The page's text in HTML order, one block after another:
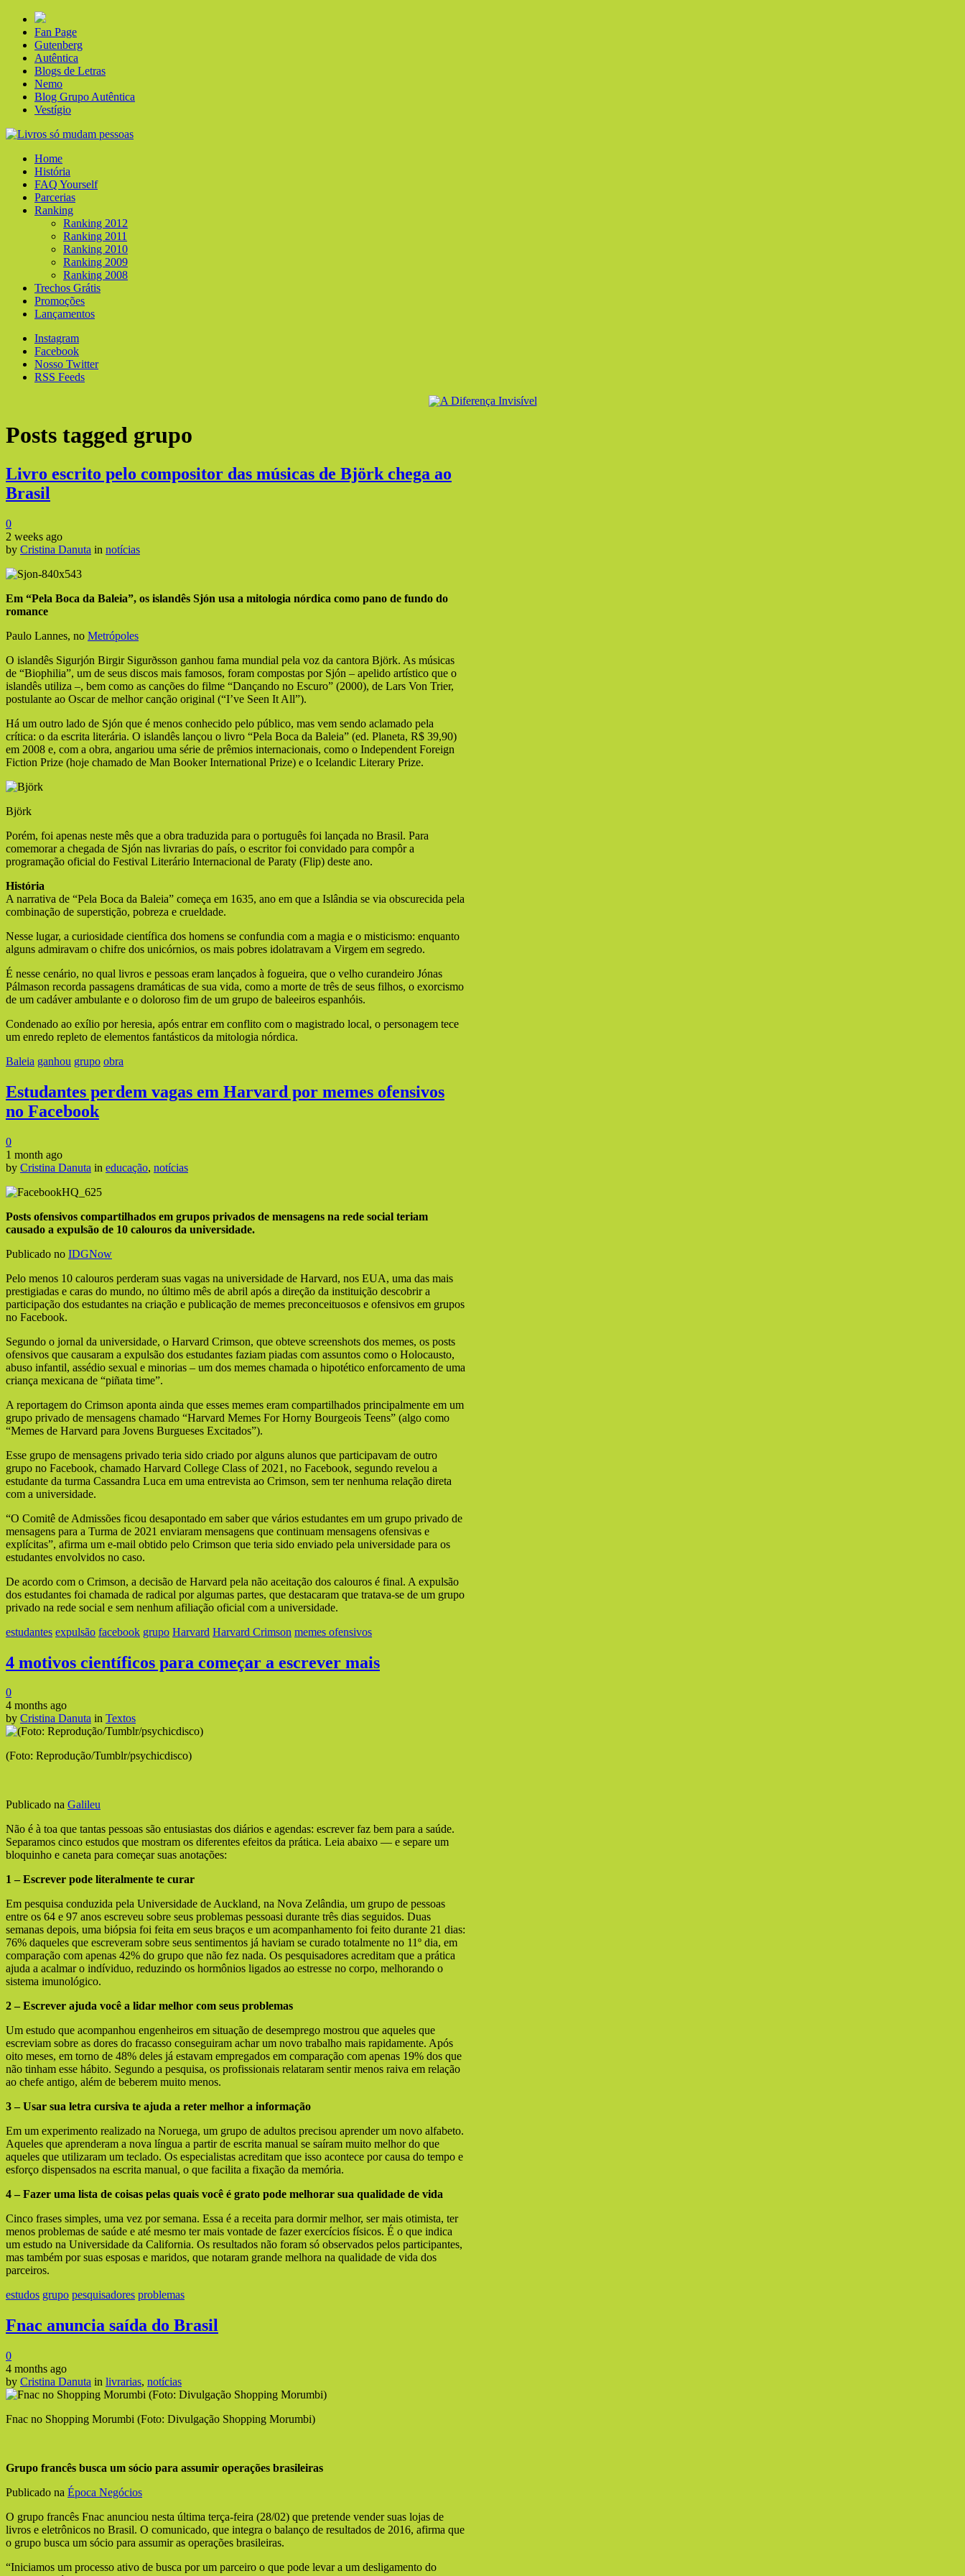
Fan Page
Gutenberg
Autêntica
Blogs de Letras
Nemo
Blog Grupo Autêntica
Vestígio
Home
História
FAQ Yourself
Parcerias
Ranking
Ranking 2012
Ranking 2011
Ranking 2010
Ranking 2009
Ranking 2008
Trechos Grátis
Promoções
Lançamentos
Instagram
Facebook
Nosso Twitter
RSS Feeds
Posts tagged grupo
Livro escrito pelo compositor das músicas de Björk chega ao
Brasil
0
2 weeks ago
by Cristina Danuta in notícias
Em “Pela Boca da Baleia”, os islandês Sjón usa a mitologia nórdica como pano de fundo do
romance
Paulo Lannes, no Metrópoles
O islandês Sigurjón Birgir Sigurðsson ganhou fama mundial pela voz da cantora Björk. As músicas
de “Biophilia”, um de seus discos mais famosos, foram compostas por Sjón – apelido artístico que o
islandês utiliza –, bem como as canções do filme “Dançando no Escuro” (2000), de Lars Von Trier,
postulante ao Oscar de melhor canção original (“I’ve Seen It All”).
Há um outro lado de Sjón que é menos conhecido pelo público, mas vem sendo aclamado pela
crítica: o da escrita literária. O islandês lançou o livro “Pela Boca da Baleia” (ed. Planeta, R$ 39,90)
em 2008 e, com a obra, angariou uma série de prêmios internacionais, como o Independent Foreign
Fiction Prize (hoje chamado de Man Booker International Prize) e o Icelandic Literary Prize.
Björk
Porém, foi apenas neste mês que a obra traduzida para o português foi lançada no Brasil. Para
comemorar a chegada de Sjón nas livrarias do país, o escritor foi convidado para compôr a
programação oficial do Festival Literário Internacional de Paraty (Flip) deste ano.
História
A narrativa de “Pela Boca da Baleia” começa em 1635, ano em que a Islândia se via obscurecida pela
combinação de superstição, pobreza e crueldade.
Nesse lugar, a curiosidade científica dos homens se confundia com a magia e o misticismo: enquanto
alguns admiravam o chifre dos unicórnios, os mais pobres idolatravam a Virgem em segredo.
É nesse cenário, no qual livros e pessoas eram lançados à fogueira, que o velho curandeiro Jónas
Pálmason recorda passagens dramáticas de sua vida, como a morte de três de seus filhos, o exorcismo
de um cadáver ambulante e o doloroso fim de um grupo de baleeiros espanhóis.
Condenado ao exílio por heresia, após entrar em conflito com o magistrado local, o personagem tece
um enredo repleto de elementos fantásticos da mitologia nórdica.
Baleia ganhou grupo obra
Estudantes perdem vagas em Harvard por memes ofensivos
no Facebook
0
1 month ago
by Cristina Danuta in educação, notícias
Posts ofensivos compartilhados em grupos privados de mensagens na rede social teriam
causado a expulsão de 10 calouros da universidade.
Publicado no IDGNow
Pelo menos 10 calouros perderam suas vagas na universidade de Harvard, nos EUA, uma das mais
prestigiadas e caras do mundo, no último mês de abril após a direção da instituição descobrir a
participação dos estudantes na criação e publicação de memes preconceituosos e ofensivos em grupos
no Facebook.
Segundo o jornal da universidade, o Harvard Crimson, que obteve screenshots dos memes, os posts
ofensivos que causaram a expulsão dos estudantes faziam piadas com assuntos como o Holocausto,
abuso infantil, assédio sexual e minorias – um dos memes chamada o hipotético enforcamento de uma
criança mexicana de “piñata time”.
A reportagem do Crimson aponta ainda que esses memes eram compartilhados principalmente em um
grupo privado de mensagens chamado “Harvard Memes For Horny Bourgeois Teens” (algo como
“Memes de Harvard para Jovens Burgueses Excitados”).
Esse grupo de mensagens privado teria sido criado por alguns alunos que participavam de outro
grupo no Facebook, chamado Harvard College Class of 2021, no Facebook, segundo revelou a
estudante da turma Cassandra Luca em uma entrevista ao Crimson, sem ter nenhuma relação direta
com a universidade.
“O Comitê de Admissões ficou desapontado em saber que vários estudantes em um grupo privado de
mensagens para a Turma de 2021 enviaram mensagens que continuam mensagens ofensivas e
explícitas”, afirma um e-mail obtido pelo Crimson que teria sido enviado pela universidade para os
estudantes envolvidos no caso.
De acordo com o Crimson, a decisão de Harvard pela não aceitação dos calouros é final. A expulsão
dos estudantes foi chamada de radical por algumas partes, que destacaram que tratava-se de um grupo
privado na rede social e sem nenhum afiliação oficial com a universidade.
estudantes expulsão facebook grupo Harvard Harvard Crimson memes ofensivos
4 motivos científicos para começar a escrever mais
0
4 months ago
by Cristina Danuta in Textos
(Foto: Reprodução/Tumblr/psychicdisco)
Publicado na Galileu
Não é à toa que tantas pessoas são entusiastas dos diários e agendas: escrever faz bem para a saúde.
Separamos cinco estudos que mostram os diferentes efeitos da prática. Leia abaixo — e separe um
bloquinho e caneta para começar suas anotações:
1 – Escrever pode literalmente te curar
Em pesquisa conduzida pela Universidade de Auckland, na Nova Zelândia, um grupo de pessoas
entre os 64 e 97 anos escreveu sobre seus problemas pessoasi durante três dias seguidos. Duas
semanas depois, uma biópsia foi feita em seus braços e um acompanhamento foi feito durante 21 dias:
76% daqueles que escreveram sobre seus sentimentos já haviam se curado totalmente no 11º dia, em
comparação com apenas 42% do grupo que não fez nada. Os pesquisadores acreditam que a prática
ajuda a acalmar o indíviduo, reduzindo os hormônios ligados ao estresse no corpo, melhorando o
sistema imunológico.
2 – Escrever ajuda você a lidar melhor com seus problemas
Um estudo que acompanhou engenheiros em situação de desemprego mostrou que aqueles que
escreviam sobre as dores do fracasso conseguiram achar um novo trabalho mais rapidamente. Após
oito meses, em torno de 48% deles já estavam empregados em comparação com apenas 19% dos que
não tinham esse hábito. Segundo a pesquisa, os profissionais relataram sentir menos raiva em relação
ao chefe antigo, além de beberem muito menos.
3 – Usar sua letra cursiva te ajuda a reter melhor a informação
Em um experimento realizado na Noruega, um grupo de adultos precisou aprender um novo alfabeto.
Aqueles que aprenderam a nova língua a partir de escrita manual se saíram muito melhor do que
aqueles que utilizaram um teclado. Os especialistas acreditam que isso acontece por causa do tempo e
esforço dispensados na escrita manual, o que facilita a fixação da memória.
4 – Fazer uma lista de coisas pelas quais você é grato pode melhorar sua qualidade de vida
Cinco frases simples, uma vez por semana. Essa é a receita para dormir melhor, ser mais otimista, ter
menos problemas de saúde e até mesmo ter mais vontade de fazer exercícios físicos. É o que indica
um estudo na Universidade da California. Os resultados não foram só observados pelos participantes,
mas também por suas esposas e maridos, que notaram grande melhora na qualidade de vida dos
parceiros.
estudos grupo pesquisadores problemas
Fnac anuncia saída do Brasil
0
4 months ago
by Cristina Danuta in livrarias, notícias
Fnac no Shopping Morumbi (Foto: Divulgação Shopping Morumbi)
Grupo francês busca um sócio para assumir operações brasileiras
Publicado na Época Negócios
O grupo francês Fnac anunciou nesta última terça-feira (28/02) que pretende vender suas lojas de
livros e eletrônicos no Brasil. O comunicado, que integra o balanço de resultados de 2016, afirma que
o grupo busca um sócio para assumir as operações brasileiras.
“Iniciamos um processo ativo de busca por um parceiro o que pode levar a um desligamento do